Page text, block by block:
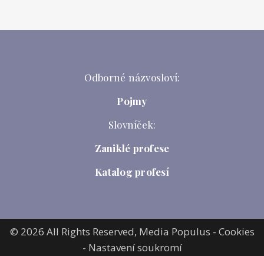
Odborné názvosloví:
Pojmy
Slovníček:
Zaniklé profese
Katalog profesí
© 2026 All Rights Reserved, Media Populus - Cookies
- Nastavení soukromí